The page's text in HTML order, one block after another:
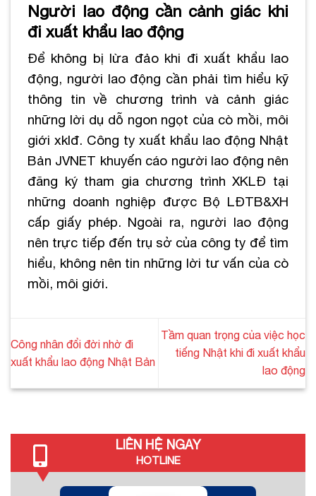
Người lao động cần cảnh giác khi
đi xuất khẩu lao động
Để không bị lừa đảo khi đi xuất khẩu lao
động, người lao động cần phải tìm hiểu kỹ
thông tin về chương trình và cảnh giác
những lời dụ dỗ ngon ngọt của cò mồi, môi
giới xklđ. Công ty xuất khẩu lao động Nhật
Bản JVNET khuyến cáo người lao động nên
đăng ký tham gia chương trình XKLĐ tại
những doanh nghiệp được Bộ LĐTB&XH
cấp giấy phép. Ngoài ra, người lao động
nên trực tiếp đến trụ sở của công ty để tìm
hiểu, không nên tin những lời tư vấn của cò
mồi, môi giới.
Công nhân đổі đờі nһờ đі
xuất khẩu lao động Nhật Вản
Tầm quan trọng của việc học
tiếng Nhật khi đi xuất khẩu
lao động
LIÊN HỆ NGAY
HOTLINE